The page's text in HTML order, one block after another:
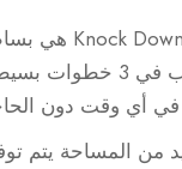
التركيب في 3
من المساحة يتم